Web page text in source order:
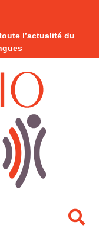
l’actualité du